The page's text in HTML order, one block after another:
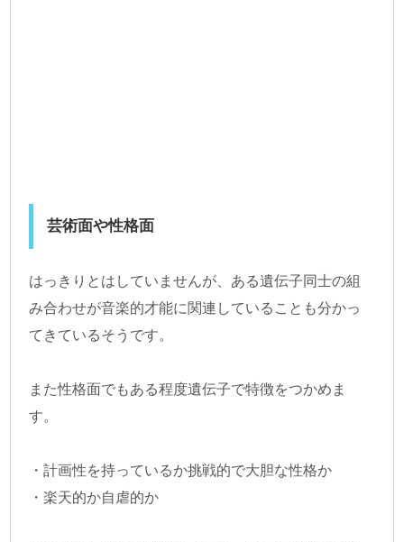
芸術面や性格面
はっきりとはしていませんが、ある遺伝子同士の組
み合わせが音楽的才能に関連していることも分かっ
てきているそうです。
また性格面でもある程度遺伝子で特徴をつかめま
す。
・計画性を持っているか挑戦的で大胆な性格か
・楽天的か自虐的か